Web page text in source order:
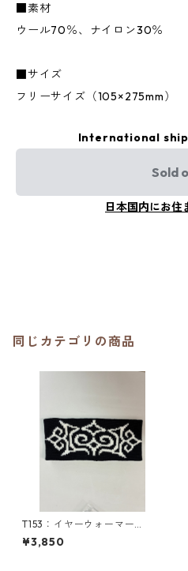
■素材
ウール70％、ナイロン30％
■サイズ
フリーサイズ（105×275mm）
International
Sold
日本国内にお住
同じカテゴリの商品
T153：イヤーウォーマー
（M）／津田命子デザインアイ
ヌ文様編み込みイヤーウォー
¥3,850